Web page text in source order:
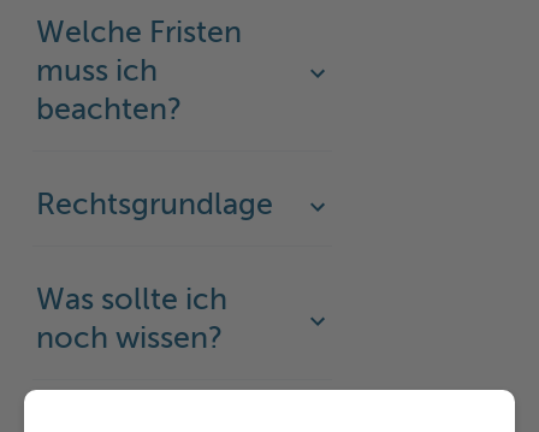
Welche Fristen
muss ich
beachten?
Rechtsgrundlage
Was sollte ich
noch wissen?